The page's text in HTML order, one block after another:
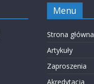
Menu
Strona główna
Artykuły
Zaproszenia
Akredytacja